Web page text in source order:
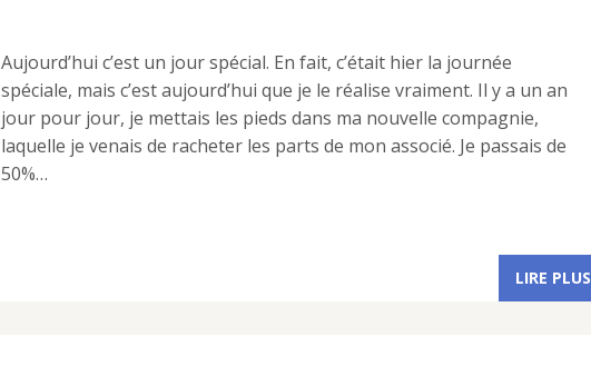
Aujourd’hui c’est un jour spécial. En fait, c’était hier la journée
spéciale, mais c’est aujourd’hui que je le réalise vraiment. Il y a un an
jour pour jour, je mettais les pieds dans ma nouvelle compagnie,
laquelle je venais de racheter les parts de mon associé. Je passais de
50%…
LIRE PLUS